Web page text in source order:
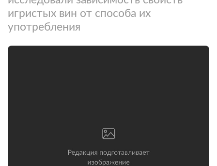
игристых вин от способа их
употребления